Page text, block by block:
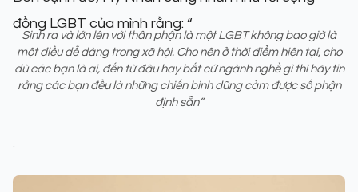
đồng LGBT của mình rằng: “
Sinh ra và lớn lên với thân phận là một LGBT không bao giờ là
một điều dễ dàng trong xã hội. Cho nên ở thời điểm hiện tại, cho
dù các bạn là ai, đến từ đâu hay bất cứ ngành nghề gì thì hãy tin
rằng các bạn đều là những chiến binh dũng cảm được số phận
định sẵn”
.